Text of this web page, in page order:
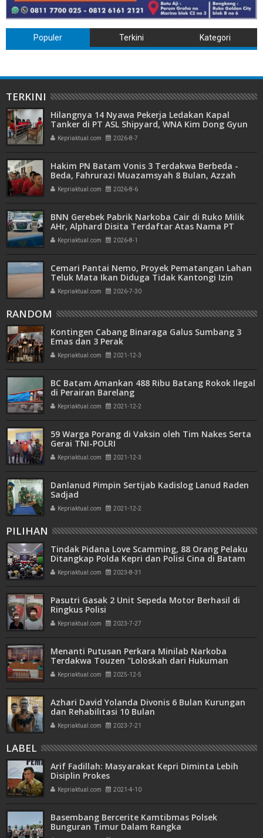
Populer Terkini Kategori
TERKINI
Hilangnya 14 Nyawa Pekerja Ledakan Kapal
Tanker di PT ASL Shipyard, WNA Kim Dong Gyun
Hanya Dituntut 1 Tahun 6 Bulan
Kepriaktual.com 2026-8-7
Hakim PN Batam Vonis 3 Terdakwa Berbeda -
Beda, Fahrurazi Muazamsyah 8 Bulan, Azzah
Azzurah dan Risma Divonis 2 Tahun 6 Bulan
Kepriaktual.com 2026-8-6
BNN Gerebek Pabrik Narkoba Cair di Ruko Milik
AHr, Alphard Disita Terdaftar Atas Nama PT
Mitra Usaha Properti
Kepriaktual.com 2026-8-1
Cemari Pantai Nemo, Proyek Pematangan Lahan
Teluk Mata Ikan Diduga Tidak Kantongi Izin
Amdal
Kepriaktual.com 2026-7-30
RANDOM
Kontingen Cabang Binaraga Galus Sumbang 3
Emas dan 3 Perak
Kepriaktual.com 2021-12-3
BC Batam Amankan 488 Ribu Batang Rokok Ilegal
di Perairan Barelang
Kepriaktual.com 2021-12-2
59 Warga Porang di Vaksin oleh Tim Nakes Serta
Gerai TNI-POLRI
Kepriaktual.com 2021-12-3
Danlanud Pimpin Sertijab Kadislog Lanud Raden
Sadjad
Kepriaktual.com 2021-12-2
PILIHAN
Tindak Pidana Love Scamming, 88 Orang Pelaku
Ditangkap Polda Kepri dan Polisi Cina di Batam
Kepriaktual.com 2023-8-31
Pasutri Gasak 2 Unit Sepeda Motor Berhasil di
Ringkus Polisi
Kepriaktual.com 2023-7-27
Menanti Putusan Perkara Minilab Narkoba
Terdakwa Touzen "Loloskah dari Hukuman
Seumur Hidup atau Mati"
Kepriaktual.com 2025-12-5
Azhari David Yolanda Divonis 6 Bulan Kurungan
dan Rehabilitasi 10 Bulan
Kepriaktual.com 2023-7-21
LABEL
Arif Fadillah: Masyarakat Kepri Diminta Lebih
Disiplin Prokes
Kepriaktual.com 2021-4-10
Basembang Bercerite Kamtibmas Polsek
Bunguran Timur Dalam Rangka
Mensosialisasikan Karhutla dan Covid-19